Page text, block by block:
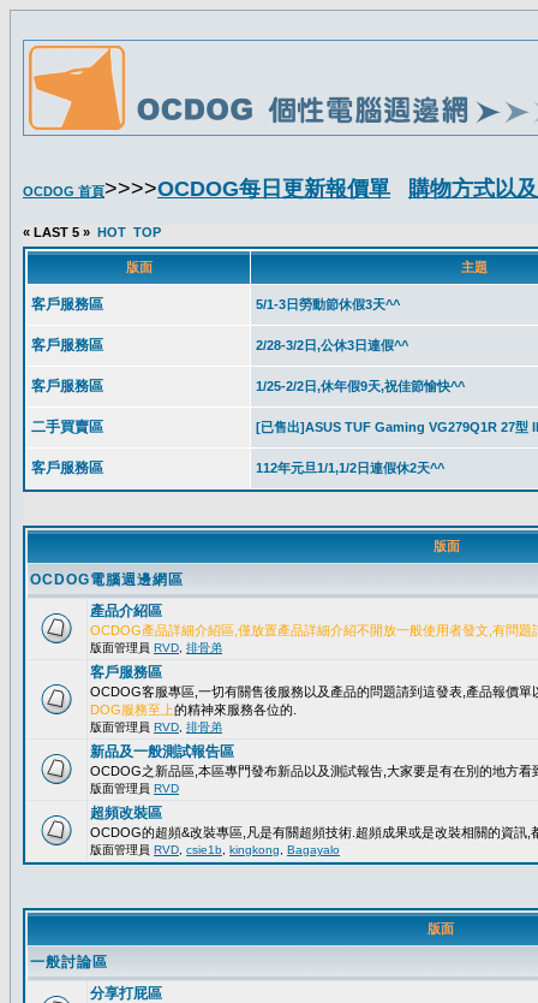
OCDOG 首頁>>>>OCDOG每日更新報價單 購物方式以
版面
OCDOG電腦週邊網區
產品介紹區
OCDOG產品詳細介紹區,僅放置產品詳細介紹不開放一般使用者發文,有問題
版面管理員 RVD 排骨弟
客戶服務區
OCDOG客服專區,一切有關售後服務以及產品的問題請到這發表,產品報價
DOG服務至上的精神來服務各位的.
版面管理員 RVD 排骨弟
新品及一般測試報告區
OCDOG之新品區,本區專門發布新品以及測試報告,大家要是有在別的地方看
版面管理員 RVD
超頻改裝區
OCDOG的超頻&改裝專區,凡是有關超頻技術.超頻成果或是改裝相關的資訊,
版面管理員 RVD csie1b kingkong Bagayalo
版面
一般討論區
分享打屁區